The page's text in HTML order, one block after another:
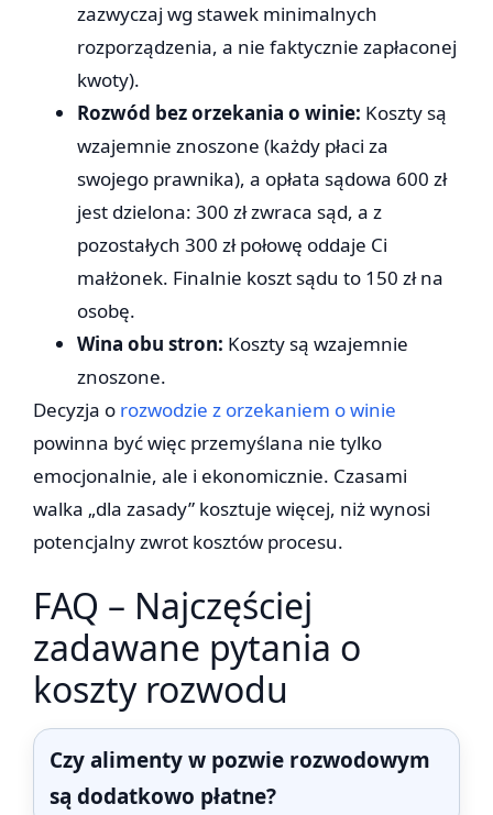
zazwyczaj wg stawek minimalnych
rozporządzenia, a nie faktycznie zapłaconej
kwoty).
Rozwód bez orzekania o winie: Koszty są
wzajemnie znoszone (każdy płaci za
swojego prawnika), a opłata sądowa 600 zł
jest dzielona: 300 zł zwraca sąd, a z
pozostałych 300 zł połowę oddaje Ci
małżonek. Finalnie koszt sądu to 150 zł na
osobę.
Wina obu stron: Koszty są wzajemnie
znoszone.
Decyzja o rozwodzie z orzekaniem o winie
powinna być więc przemyślana nie tylko
emocjonalnie, ale i ekonomicznie. Czasami
walka „dla zasady” kosztuje więcej, niż wynosi
potencjalny zwrot kosztów procesu.
FAQ – Najczęściej
zadawane pytania o
koszty rozwodu
Czy alimenty w pozwie rozwodowym
są dodatkowo płatne?